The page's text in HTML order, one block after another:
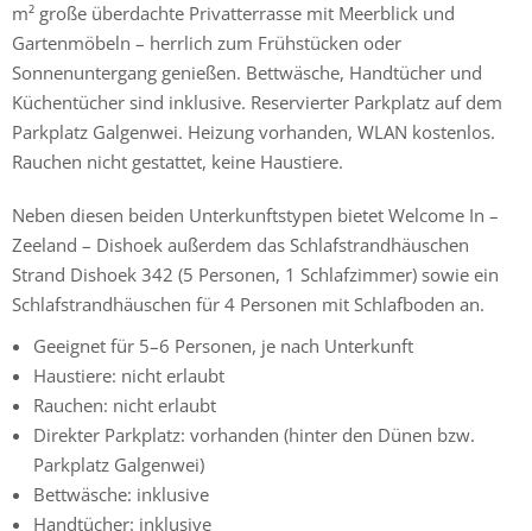
m² große überdachte Privatterrasse mit Meerblick und
Gartenmöbeln – herrlich zum Frühstücken oder
Sonnenuntergang genießen. Bettwäsche, Handtücher und
Küchentücher sind inklusive. Reservierter Parkplatz auf dem
Parkplatz Galgenwei. Heizung vorhanden, WLAN kostenlos.
Rauchen nicht gestattet, keine Haustiere.
Neben diesen beiden Unterkunftstypen bietet Welcome In –
Zeeland – Dishoek außerdem das Schlafstrandhäuschen
Strand Dishoek 342 (5 Personen, 1 Schlafzimmer) sowie ein
Schlafstrandhäuschen für 4 Personen mit Schlafboden an.
Geeignet für 5–6 Personen, je nach Unterkunft
Haustiere: nicht erlaubt
Rauchen: nicht erlaubt
Direkter Parkplatz: vorhanden (hinter den Dünen bzw.
Parkplatz Galgenwei)
Bettwäsche: inklusive
Handtücher: inklusive